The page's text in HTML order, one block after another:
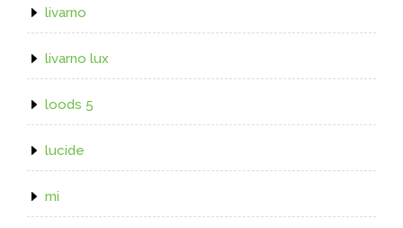
livarno
livarno lux
loods 5
lucide
mi